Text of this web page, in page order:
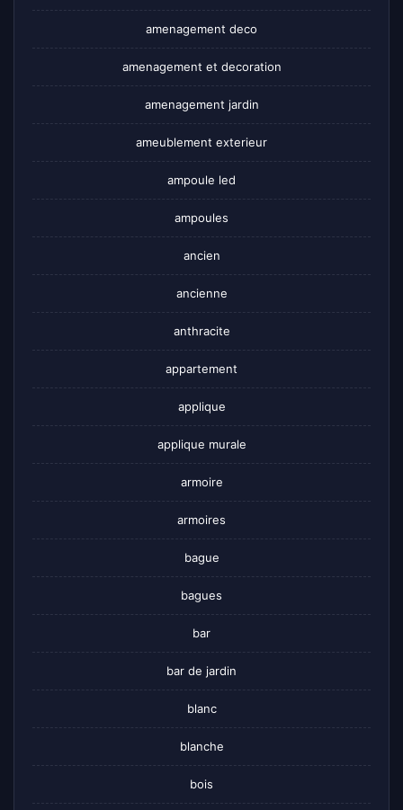
amenagement deco
amenagement et decoration
amenagement jardin
ameublement exterieur
ampoule led
ampoules
ancien
ancienne
anthracite
appartement
applique
applique murale
armoire
armoires
bague
bagues
bar
bar de jardin
blanc
blanche
bois